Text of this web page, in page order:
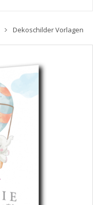
Dekoschilder Vorlagen